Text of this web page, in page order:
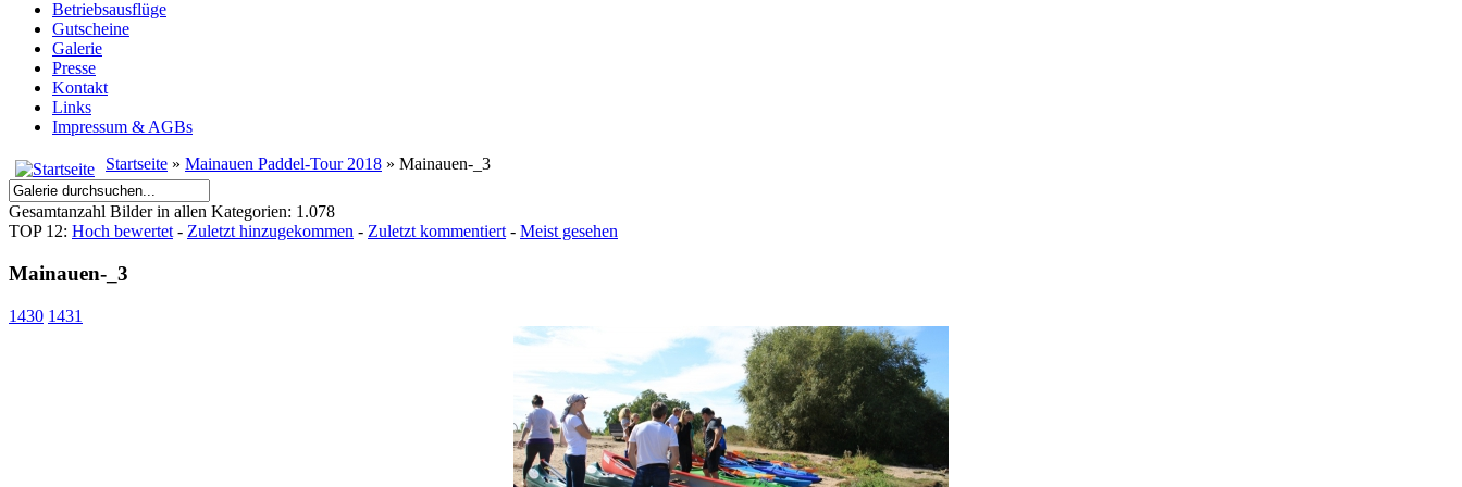
Betriebsausflüge
Gutscheine
Galerie
Presse
Kontakt
Links
Impressum & AGBs
Startseite » Mainauen Paddel-Tour 2018 » Mainauen-_3
Gesamtanzahl Bilder in allen Kategorien: 1.078
TOP 12: Hoch bewertet - Zuletzt hinzugekommen - Zuletzt kommentiert - Meist gesehen
Mainauen-_3
1430 1431